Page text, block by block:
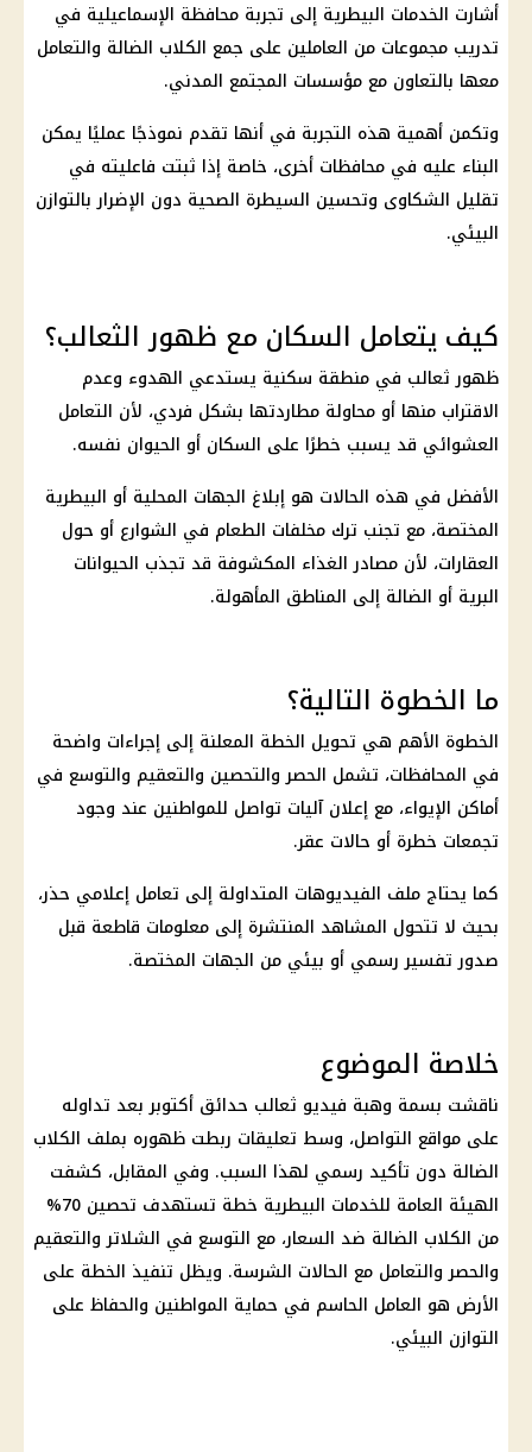
أشارت الخدمات البيطرية إلى تجربة محافظة الإسماعيلية في
تدريب مجموعات من العاملين على جمع الكلاب الضالة والتعامل
معها بالتعاون مع مؤسسات المجتمع المدني.
وتكمن أهمية هذه التجربة في أنها تقدم نموذجًا عمليًا يمكن
البناء عليه في محافظات أخرى، خاصة إذا ثبتت فاعليته في
تقليل الشكاوى وتحسين السيطرة الصحية دون الإضرار بالتوازن
البيئي.
كيف يتعامل السكان مع ظهور الثعالب؟
ظهور ثعالب في منطقة سكنية يستدعي الهدوء وعدم
الاقتراب منها أو محاولة مطاردتها بشكل فردي، لأن التعامل
العشوائي قد يسبب خطرًا على السكان أو الحيوان نفسه.
الأفضل في هذه الحالات هو إبلاغ الجهات المحلية أو البيطرية
المختصة، مع تجنب ترك مخلفات الطعام في الشوارع أو حول
العقارات، لأن مصادر الغذاء المكشوفة قد تجذب الحيوانات
البرية أو الضالة إلى المناطق المأهولة.
ما الخطوة التالية؟
الخطوة الأهم هي تحويل الخطة المعلنة إلى إجراءات واضحة
في المحافظات، تشمل الحصر والتحصين والتعقيم والتوسع في
أماكن الإيواء، مع إعلان آليات تواصل للمواطنين عند وجود
تجمعات خطرة أو حالات عقر.
كما يحتاج ملف الفيديوهات المتداولة إلى تعامل إعلامي حذر،
بحيث لا تتحول المشاهد المنتشرة إلى معلومات قاطعة قبل
صدور تفسير رسمي أو بيئي من الجهات المختصة.
خلاصة الموضوع
ناقشت بسمة وهبة فيديو ثعالب حدائق أكتوبر بعد تداوله
على مواقع التواصل، وسط تعليقات ربطت ظهوره بملف الكلاب
الضالة دون تأكيد رسمي لهذا السبب. وفي المقابل، كشفت
الهيئة العامة للخدمات البيطرية خطة تستهدف تحصين 70%
من الكلاب الضالة ضد السعار، مع التوسع في الشلاتر والتعقيم
والحصر والتعامل مع الحالات الشرسة. ويظل تنفيذ الخطة على
الأرض هو العامل الحاسم في حماية المواطنين والحفاظ على
التوازن البيئي.